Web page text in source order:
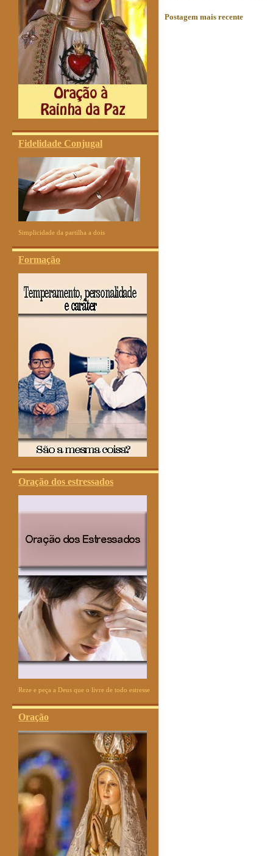
Fidelidade Conjugal
Simplicidade da partilha a dois
Formação
Oração dos estressados
Reze e peça a Deus que o livre de todo estresse
Oração
Postagem mais recente